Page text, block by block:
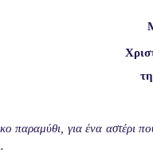
παραμύθι, για ένα αστέρι